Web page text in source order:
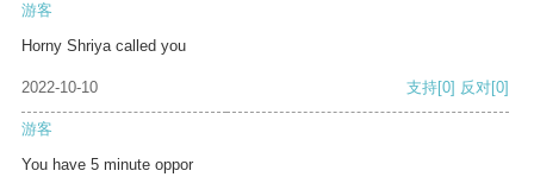
游客
Horny Shriya called you
2022-10-10 支持[0] 反对[0]
游客
You have 5 minute oppor